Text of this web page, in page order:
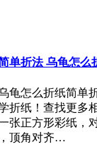
单折法 乌龟怎么
龟怎么折纸简单
折纸！查找更多
正方形彩纸，对
顶角对齐…